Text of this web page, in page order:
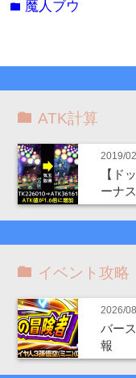
folder 魔人ブウ
ATK計算
2019/
【ド
ーナ
イベント攻略
2026/
バー
報